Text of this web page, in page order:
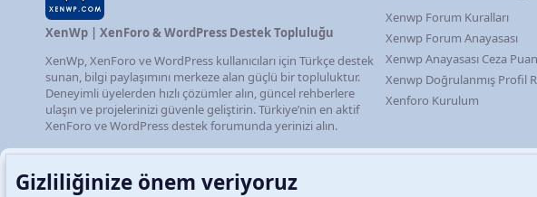
XenWp | XenForo & WordPress Destek Topluluğu
XenWp, XenForo ve WordPress kullanıcıları için Türkçe destek
sunan, bilgi paylaşımını merkeze alan güçlü bir topluluktur.
Deneyimli üyelerden hızlı çözümler alın, güncel rehberlere
ulaşın ve projelerinizi güvenle geliştirin. Türkiye’nin en aktif
XenForo ve WordPress destek forumunda yerinizi alın.
Xenwp Forum Kuralları
Xenwp Forum Anayasası
Xenwp Anayasası Ceza
Xenwp Doğrulanmış Profil
Xenforo Kurulum
Gizliliğinize önem veriyoruz